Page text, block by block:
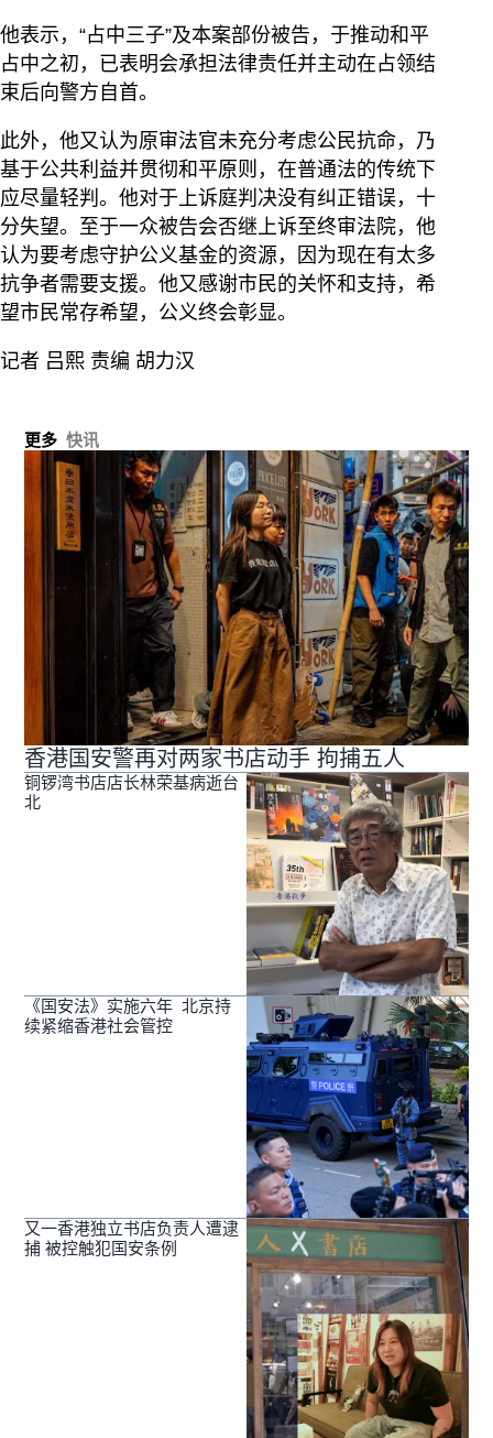
他表示，“占中三子”及本案部份被告，于推动和平
占中之初，已表明会承担法律责任并主动在占领结
束后向警方自首。
此外，他又认为原审法官未充分考虑公民抗命，乃
基于公共利益并贯彻和平原则，在普通法的传统下
应尽量轻判。他对于上诉庭判决没有纠正错误，十
分失望。至于一众被告会否继上诉至终审法院，他
认为要考虑守护公义基金的资源，因为现在有太多
抗争者需要支援。他又感谢市民的关怀和支持，希
望市民常存希望，公义终会彰显。
记者 吕熙 责编 胡力汉
更多 快讯
香港国安警再对两家书店动手 拘捕五人
铜锣湾书店店长林荣基病逝台
北
《国安法》实施六年 北京持
续紧缩香港社会管控
又一香港独立书店负责人遭逮
捕 被控触犯国安条例